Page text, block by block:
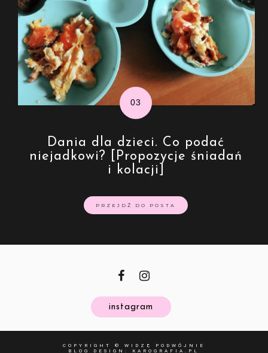
Dania dla dzieci. Co podać
niejadkowi? [Propozycje śniadań
i kolacji]
PRZEJDŹ DO POSTA
instagram
COPYRIGHT © WIDZĘ PODWÓJNIE
BLOG DESIGN: KAROGRAFIA.PL